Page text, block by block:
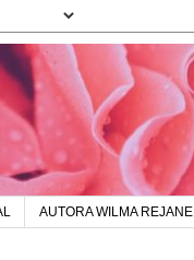
AUTORA WILMA REJANE